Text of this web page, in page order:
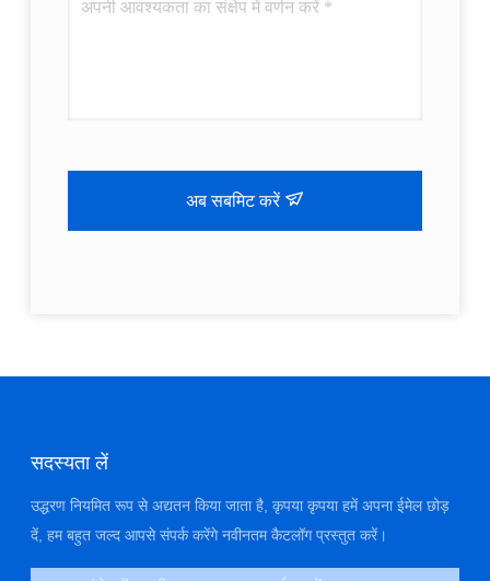
अब सबमिट करें
सदस्यता लें
उद्धरण नियमित रूप से अद्यतन किया जाता है, कृपया कृपया हमें अपना ईमेल छोड़
दें, हम बहुत जल्द आपसे संपर्क करेंगे नवीनतम कैटलॉग प्रस्तुत करें।